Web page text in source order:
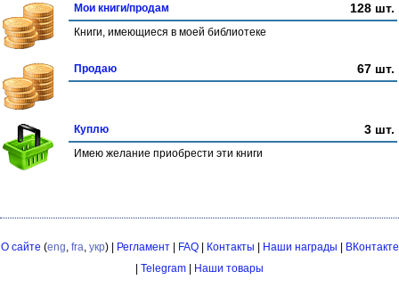
Мои книги/продам 128 шт.
Книги, имеющиеся в моей библиотеке
Продаю 67 шт.
Куплю 3 шт.
Имею желание приобрести эти книги
О сайте (eng, fra, укр) | Регламент| FAQ| Контакты Наши награды
ВКонтакте
Telegram Наши товары